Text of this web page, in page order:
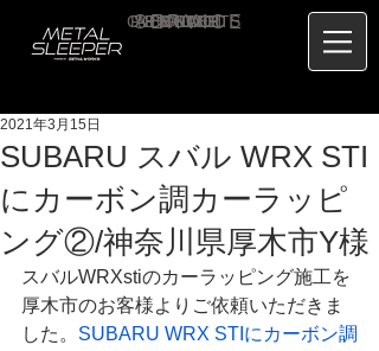
HOME
CONCEPT
SERVICE
ABOUT US
BLOG
PRICE
CONTACT
RECRUIT
SUBARU スバル WRX STI
にカーボン調カーラッピ
ング②/神奈川県厚木市Y様
2021年3月15日
スバルWRXstiのカーラッピング施工を
厚木市のお客様よりご依頼いただきま
した。 SUBARU WRX STIにカーボン調